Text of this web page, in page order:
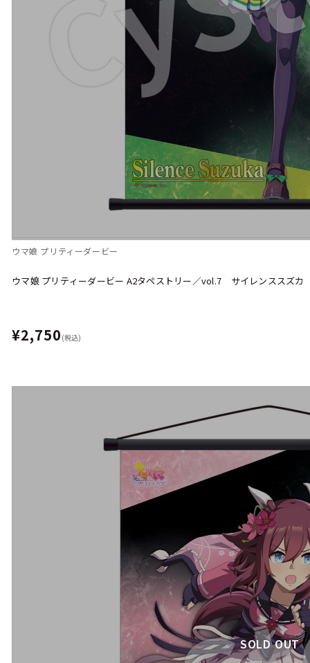
ウマ娘 プリティーダービー
ウマ娘 プリティーダービー A2タペストリー／vol.7 サイレンススズカ
¥2,750 (税込)
SOLD OUT